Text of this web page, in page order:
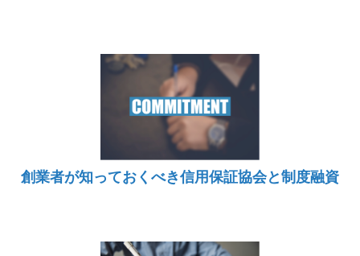
創業者が知っておくべき信用保証協会と制度融資